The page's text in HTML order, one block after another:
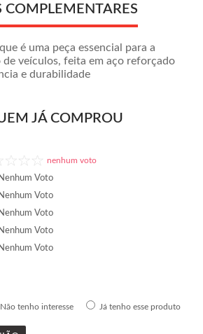
COMPLEMENTARES
é uma peça essencial para a
veículos, feita em aço reforçado
e durabilidade
JÁ COMPROU
nenhum voto
Nenhum Voto
Nenhum Voto
Nenhum Voto
Nenhum Voto
Nenhum Voto
Não tenho interesse Já tenho esse produto